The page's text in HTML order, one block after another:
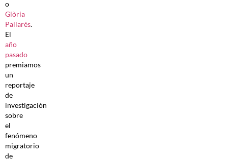
o
Glòria
Pallarés.
El
año
pasado
premiamos
un
reportaje
de
investigación
sobre
el
fenómeno
migratorio
de